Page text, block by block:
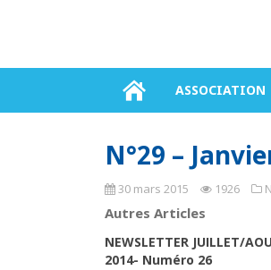
ASSOCIATION
N°29 –
30 mars 2015 1926
Autres Articles
NEWSLETTER JUILLET/
2014- Numéro 26